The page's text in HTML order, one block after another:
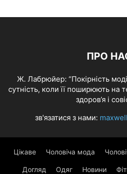
ПРО
Ж. Лабрюйер: “Покірність
сутність, коли її поширюють на
здоров’я і
зв'язатися з нами:
Цікаве Чоловіча мода
Догляд Одяг Новини